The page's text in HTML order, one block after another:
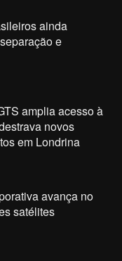
ainda
e
amplia acesso à
novos
em Londrina
avança no
satélites